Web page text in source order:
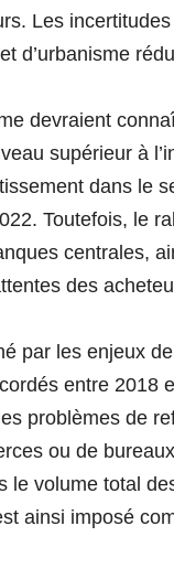
Les
d’urbanisme
devraient
supérieur à
dans le
Toutefois, le
centrales,
des
par les enjeux
entre 2018
problèmes de
ou de
le volume total
ainsi imposé